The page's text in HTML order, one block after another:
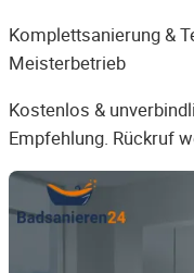
Komplettsanierung &
Meisterbetrieb
Kostenlos &
Empfehlung. Rückruf